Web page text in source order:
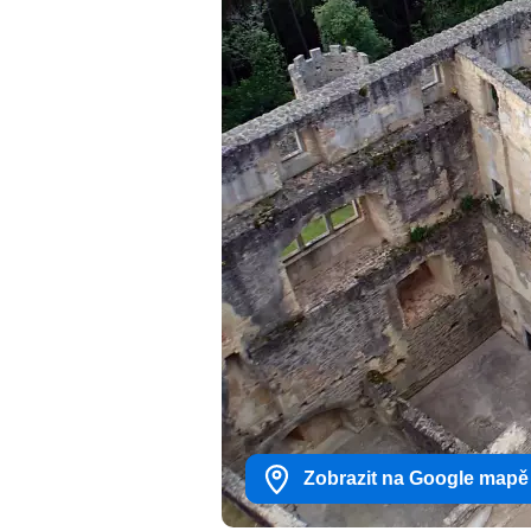
Zobrazit na Google mapě